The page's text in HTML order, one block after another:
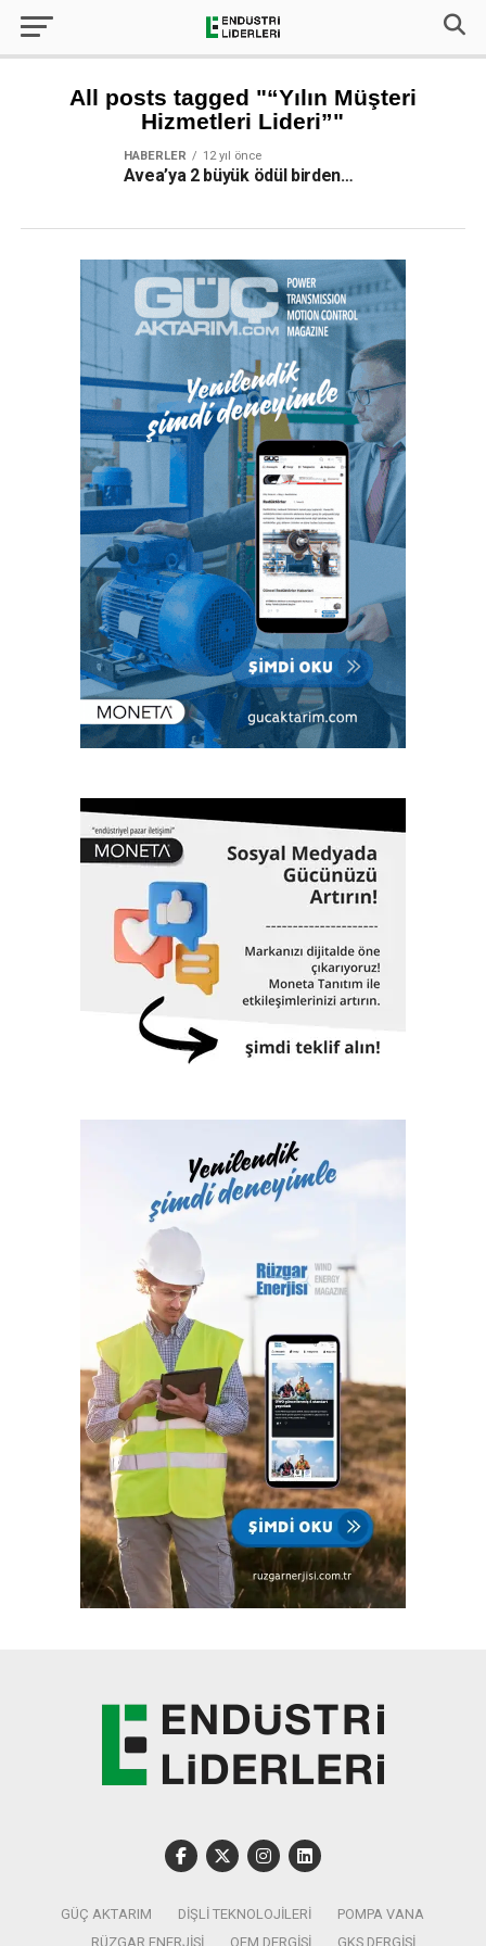
All posts tagged "“Yılın Müşteri
Hizmetleri Lideri”"
HABERLER 12 yıl önce
Avea’ya 2 büyük ödül birden…
GÜÇ AKTARIM DIŞLI TEKNOLOJILERI
POMPA VANA
RÜZGAR ENERJISI
OEM DERGISI GKS DERGISI